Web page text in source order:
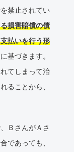
禁止されてい
損害賠償の債
払いを行う形
基づきます。
てしまって治
ることから、
ＢさんがＡさ
であっても、